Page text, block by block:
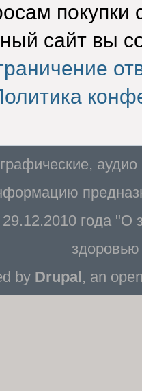
покупки
сайт вы
года "О
by Drupal , an